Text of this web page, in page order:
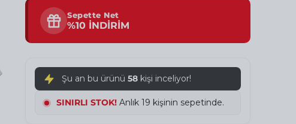
Sepette Net
%10 İNDİRİM
Şu an bu ürünü 58 kişi inceliyor!
SINIRLI STOK! Anlık 19 kişinin sepetinde.